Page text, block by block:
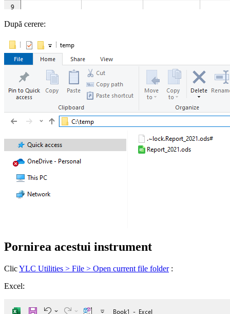
După cerere:
Pornirea acestui instrument
ClicYLC Utilities > File > Open current file folder:
Excel: